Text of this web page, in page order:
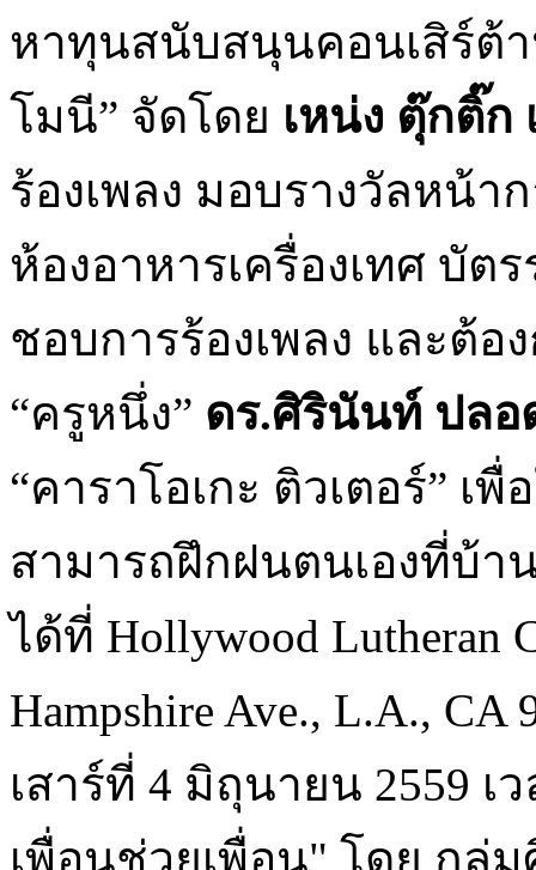
หาทุนสนับสนุนคอนเสิร์ต้า
โมนี” จัดโดย เหน่ง ตุ๊กติ๊ก
ร้องเพลง มอบรางวัลหน้
ห้องอาหารเครื่องเทศ บั
ชอบการร้องเพลง และต้
“ครูหนึ่ง” ดร.ศิรินันท์ ปลอ
“คาราโอเกะ ติวเตอร์” เ
สามารถฝึกฝนตนเองที่บ้า
ได้ที่ Hollywood Lutheran
Hampshire Ave., L.A.,
เสาร์ที่ 4 มิถุนายน 2559
เพื่อนช่วยเพื่อน" โดย กลุ่